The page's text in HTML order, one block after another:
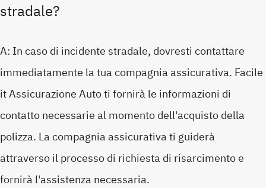
stradale?
A: In caso di incidente stradale, dovresti contattare
immediatamente la tua compagnia assicurativa. Facile
it Assicurazione Auto ti fornirà le informazioni di
contatto necessarie al momento dell'acquisto della
polizza. La compagnia assicurativa ti guiderà
attraverso il processo di richiesta di risarcimento e
fornirà l'assistenza necessaria.